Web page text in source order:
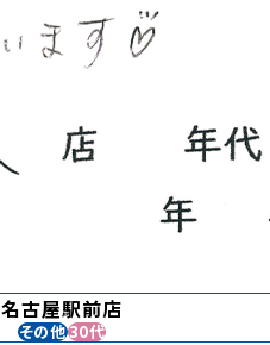
名古屋駅前店
その他30代